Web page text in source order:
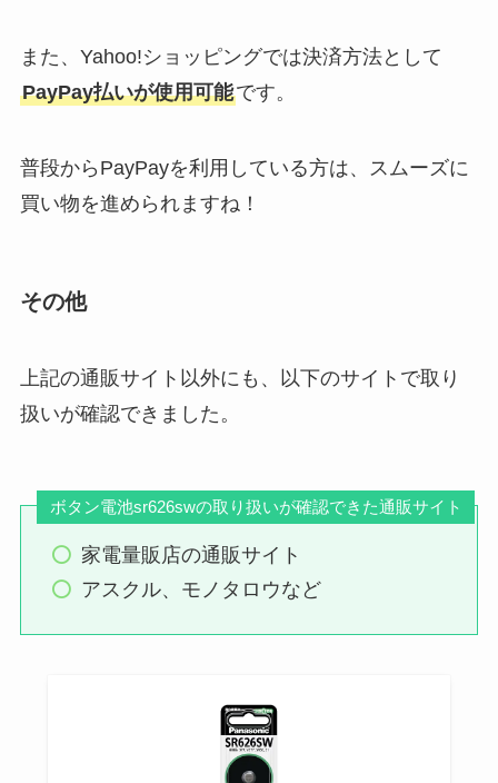
また、Yahoo!ショッピングでは決済方法として
PayPay払いが使用可能です。
普段からPayPayを利用している方は、スムーズに
買い物を進められますね！
その他
上記の通販サイト以外にも、以下のサイトで取り
扱いが確認できました。
ボタン電池sr626swの取り扱いが確認できた通販サイト
家電量販店の通販サイト
アスクル、モノタロウなど